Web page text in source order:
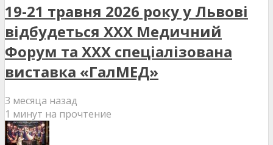
19-21 травня 2026 року у Львові
відбудеться XXX Медичний
Форум та XXX спеціалізована
виставка «ГалМЕД»
3 месяца назад
1 минут на прочтение